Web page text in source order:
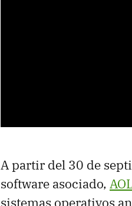
A partir del 30 de
software asociado,
sistemas operativos